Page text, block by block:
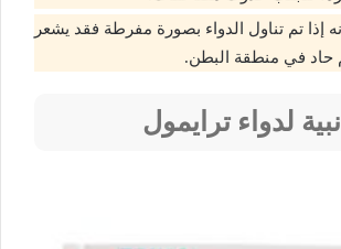
إذا تم تناول الدواء بصورة مفرطة فقد يشعر
حاد في منطقة البطن.
لدواء ترايمول